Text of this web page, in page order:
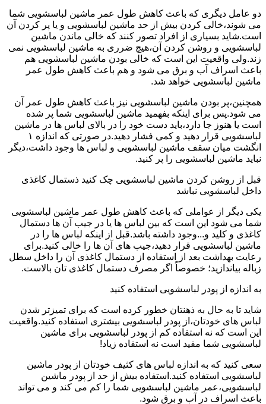
دو عامل دیگری که باعث کاهش طول عمر ماشین لباسشویی شما
می شوند،خالی کردن بیش از حد ماشین لباسشویی و یا پر کردن آن
است.شاید بسیاری از افراد تصور کنند که خالی ماندن ماشین
لباسشویی و روشن کردن آن،هیچ ضرری به ماشین لباسشویی نمی
زند.ولی واقعیت این است که خالی بودن ماشین لباسشویی هم
باعث اسراف آب و برق می شود و هم باعث کاهش طول عمر
ماشین لباسشویی خواهد شد.
همچنین،پر بودن ماشین لباسشویی نیز باعث کاهش طول عمر آن
می شود.پس برای اینکه بفهمید ماشین لباسشویی شما پر شده
است یا هنوز جا دارد،باید دست خود را در بالای لباس ها در ماشین
لباسشویی قرار دهید و کمی فشار دهید.در صورتی که اندازه ۱
انگشت میان سقف ماشین لباسشویی و لباس ها وجود داشت،دیگر
نباید ماشین لباسشویی را پر کنید.
قبل از روشن کردن ماشین لباسشویی چک کنید ذستمال کاغذی
داخل لباسشویی نباشد
یکی دیگر از عواملی که باعث کاهش طول عمر ماشین لباسشویی
شما می شود این است که بین لباس ها یا در جیب آن ها دستمال
کاغذی و کلید و...وجود داشته باشد.قبل از اینکه لباس ها را در
ماشین لباسشویی قرار دهید،جیب های آن ها را خالی کنید.برای
رعایت بهداشت بعد از استفاده از دستمال کاغذی آن را داخل سطل
زباله بیاندازید؛ خصوصاً اگر مصرف دستمال کاغذی تان بالاست.
به اندازه از پودر لباسشویی استفاده کنید
شاید تا به حال به ذهنتان خطور کرده است که برای تمیزتر شدن
لباس های خودتان،از پودر لباسشویی بیشتری استفاده کنید.واقعیت
این است که نه استفاده کم از پودر لباسشویی برای ماشین
لباسشویی شما مفید است نه استفاده زیاد!
سعی کنید که به اندازه لباس های کثیف خودتان از پودر ماشین
لباسشویی استفاده کنید.استفاده بیش از حد از پودر ماشین
لباسشویی،عمر ماشین لباسشویی شما را کم می کند و می تواند
باعث اسراف در آب و برق شود.